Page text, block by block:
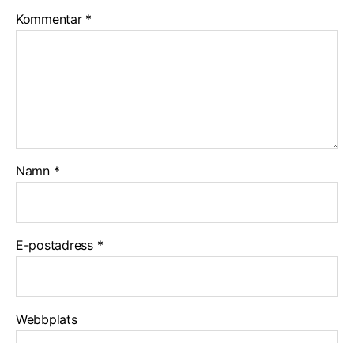
Kommentar *
Namn *
E-postadress *
Webbplats